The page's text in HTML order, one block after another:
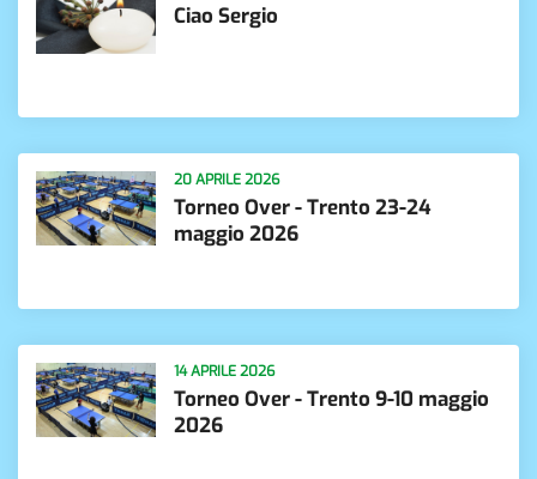
Ciao Sergio
20 APRILE 2026
Torneo Over - Trento 23-24
maggio 2026
14 APRILE 2026
Torneo Over - Trento 9-10 maggio
2026